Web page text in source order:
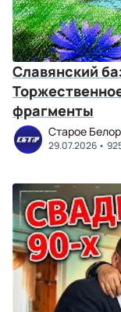
Славянский
фрагменты
Старое
29.07.2026